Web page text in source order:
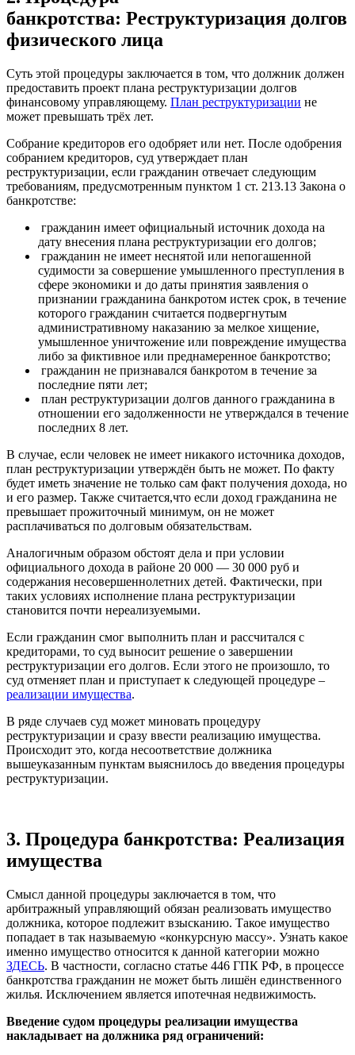
банкротства: Реструктуризация долгов
физического лица
Суть этой процедуры заключается в том, что должник должен
предоставить проект плана реструктуризации долгов
финансовому управляющему. План реструктуризации не
может превышать трёх лет.
Собрание кредиторов его одобряет или нет. После одобрения
собранием кредиторов, суд утверждает план
реструктуризации, если гражданин отвечает следующим
требованиям, предусмотренным пунктом 1 ст. 213.13 Закона о
банкротстве:
гражданин имеет официальный источник дохода на
дату внесения плана реструктуризации его долгов;
гражданин не имеет неснятой или непогашенной
судимости за совершение умышленного преступления в
сфере экономики и до даты принятия заявления о
признании гражданина банкротом истек срок, в течение
которого гражданин считается подвергнутым
административному наказанию за мелкое хищение,
умышленное уничтожение или повреждение имущества
либо за фиктивное или преднамеренное банкротство;
гражданин не признавался банкротом в течение за
последние пяти лет;
план реструктуризации долгов данного гражданина в
отношении его задолженности не утверждался в течение
последних 8 лет.
В случае, если человек не имеет никакого источника доходов,
план реструктуризации утверждён быть не может. По факту
будет иметь значение не только сам факт получения дохода, но
и его размер. Также считается,что если доход гражданина не
превышает прожиточный минимум, он не может
расплачиваться по долговым обязательствам.
Аналогичным образом обстоят дела и при условии
официального дохода в районе 20 000 — 30 000 руб и
содержания несовершеннолетних детей. Фактически, при
таких условиях исполнение плана реструктуризации
становится почти нереализуемыми.
Если гражданин смог выполнить план и рассчитался с
кредиторами, то суд выносит решение о завершении
реструктуризации его долгов. Если этого не произошло, то
суд отменяет план и приступает к следующей процедуре –
реализации имущества.
В ряде случаев суд может миновать процедуру
реструктуризации и сразу ввести реализацию имущества.
Происходит это, когда несоответствие должника
вышеуказанным пунктам выяснилось до введения процедуры
реструктуризации.
3. Процедура банкротства: Реализация
имущества
Смысл данной процедуры заключается в том, что
арбитражный управляющий обязан реализовать имущество
должника, которое подлежит взысканию. Такое имущество
попадает в так называемую «конкурсную массу». Узнать какое
именно имущество относится к данной категории можно
ЗДЕСЬ. В частности, согласно статье 446 ГПК РФ, в процессе
банкротства гражданин не может быть лишён единственного
жилья. Исключением является ипотечная недвижимость.
Введение судом процедуры реализации имущества
накладывает на должника ряд ограничений: